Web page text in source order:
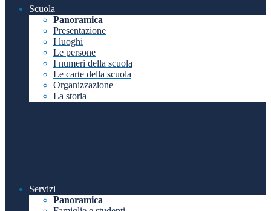
Scuola
Panoramica
Presentazione
I luoghi
Le persone
I numeri della scuola
Le carte della scuola
Organizzazione
La storia
Servizi
Panoramica